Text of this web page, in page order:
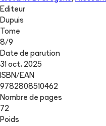
Editeur
Dupuis
Tome
8/9
Date de parution
31 oct. 2025
ISBN/EAN
9782808510462
Nombre de pages
72
Poids